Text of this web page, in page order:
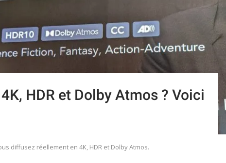
HDR et Dolby Atmos ? Voici
diffusez réellement en 4K, HDR et Dolby Atmos.